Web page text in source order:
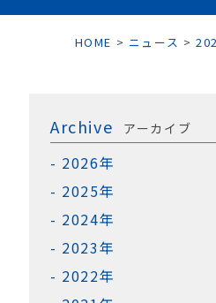
HOME > ニュース >
Archive アーカイブ
2026年
2025年
2024年
2023年
2022年